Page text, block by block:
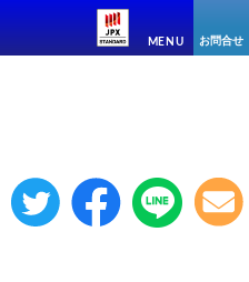
MENU お問合せ